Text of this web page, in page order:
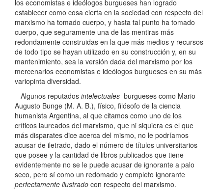
los economistas e ideólogos burgueses han logrado
establecer como cosa cierta en la sociedad con respecto del
marxismo ha tomado cuerpo, y hasta tal punto ha tomado
cuerpo, que seguramente una de las mentiras más
redondamente construidas en la que más medios y recursos
de todo tipo se hayan utilizado en su construcción y, en su
mantenimiento, sea la versión dada del marxismo por los
mercenarios economistas e ideólogos burgueses en su más
variopinta diversidad.
Algunos reputados intelectuales burgueses como Mario
Augusto Bunge (M. A. B.), físico, filósofo de la ciencia
humanista Argentina, al que citamos como uno de los
críticos laureados del marxismo, que ni siquiera es el que
más disparates dice acerca del mismo, no le podríamos
acusar de iletrado, dado el número de títulos universitarios
que posee y la cantidad de libros publicados que tiene
evidentemente no se le puede acusar de ignorante a palo
seco, pero sí como un redomado y completo ignorante
perfectamente ilustrado con respecto del marxismo.